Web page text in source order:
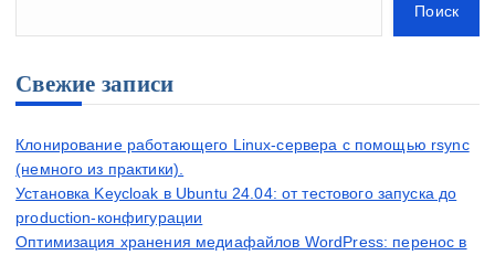
Поиск
Свежие записи
Клонирование работающего Linux-сервера с помощью rsync
(немного из практики).
Установка Keycloak в Ubuntu 24.04: от тестового запуска до
production-конфигурации
Оптимизация хранения медиафайлов WordPress: перенос в